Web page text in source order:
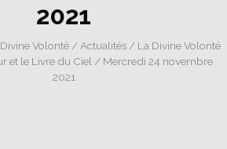
2021
Volonté/ Actualités/ La Divine Volonté
et le Livre du Ciel / Mercredi 24 novembre
2021